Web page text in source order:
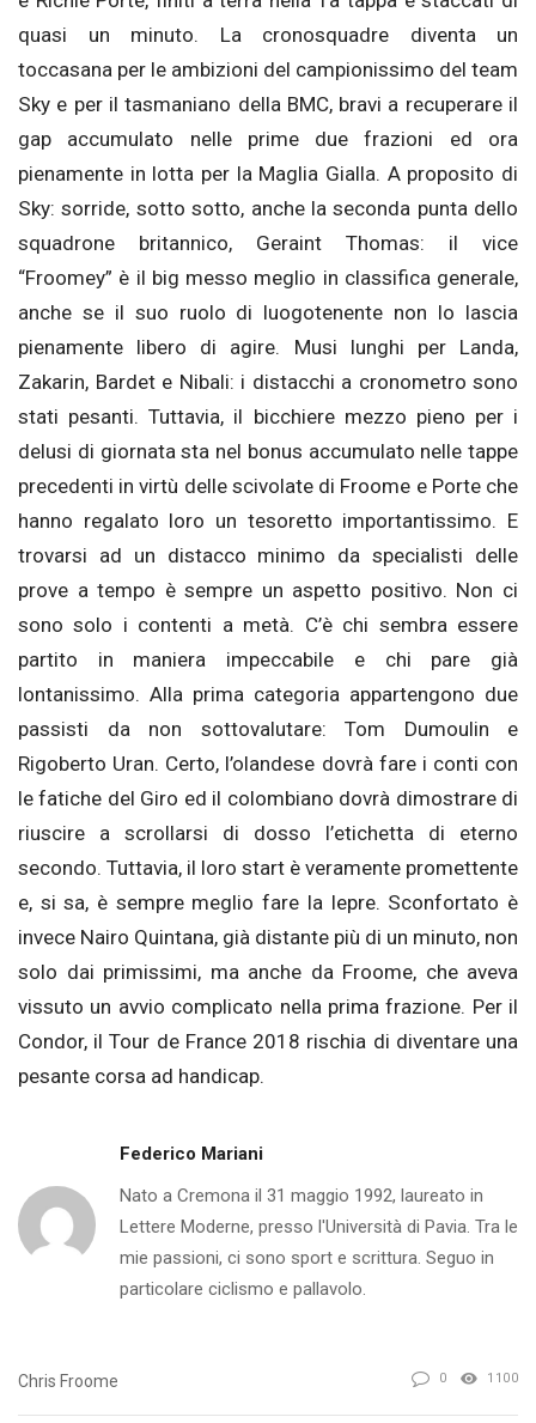
quasi un minuto. La cronosquadre diventa un
toccasana per le ambizioni del campionissimo del team
Sky e per il tasmaniano della BMC, bravi a recuperare il
gap accumulato nelle prime due frazioni ed ora
pienamente in lotta per la Maglia Gialla. A proposito di
Sky: sorride, sotto sotto, anche la seconda punta dello
squadrone britannico, Geraint Thomas: il vice
“Froomey” è il big messo meglio in classifica generale,
anche se il suo ruolo di luogotenente non lo lascia
pienamente libero di agire. Musi lunghi per Landa,
Zakarin, Bardet e Nibali: i distacchi a cronometro sono
stati pesanti. Tuttavia, il bicchiere mezzo pieno per i
delusi di giornata sta nel bonus accumulato nelle tappe
precedenti in virtù delle scivolate di Froome e Porte che
hanno regalato loro un tesoretto importantissimo. E
trovarsi ad un distacco minimo da specialisti delle
prove a tempo è sempre un aspetto positivo. Non ci
sono solo i contenti a metà. C’è chi sembra essere
partito in maniera impeccabile e chi pare già
lontanissimo. Alla prima categoria appartengono due
passisti da non sottovalutare: Tom Dumoulin e
Rigoberto Uran. Certo, l’olandese dovrà fare i conti con
le fatiche del Giro ed il colombiano dovrà dimostrare di
riuscire a scrollarsi di dosso l’etichetta di eterno
secondo. Tuttavia, il loro start è veramente promettente
e, si sa, è sempre meglio fare la lepre. Sconfortato è
invece Nairo Quintana, già distante più di un minuto, non
solo dai primissimi, ma anche da Froome, che aveva
vissuto un avvio complicato nella prima frazione. Per il
Condor, il Tour de France 2018 rischia di diventare una
pesante corsa ad handicap.
Federico Mariani
Nato a Cremona il 31 maggio 1992, laureato in
Lettere Moderne, presso l'Università di Pavia. Tra le
mie passioni, ci sono sport e scrittura. Seguo in
particolare ciclismo e pallavolo.
Chris Froome 0 1100